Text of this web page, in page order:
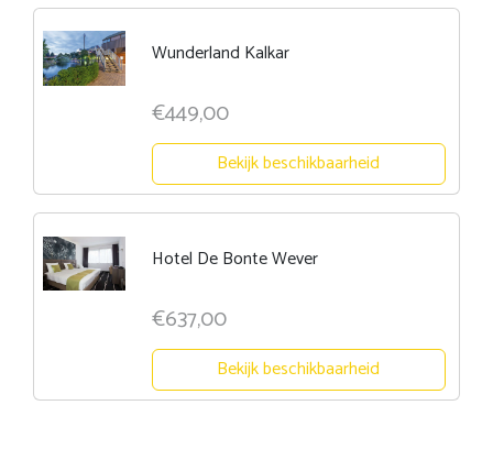
Wunderland Kalkar
€449,00
Bekijk beschikbaarheid
Hotel De Bonte Wever
€637,00
Bekijk beschikbaarheid